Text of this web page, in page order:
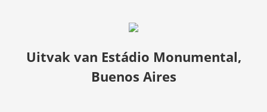
Uitvak van Estádio Monumental,
Buenos Aires